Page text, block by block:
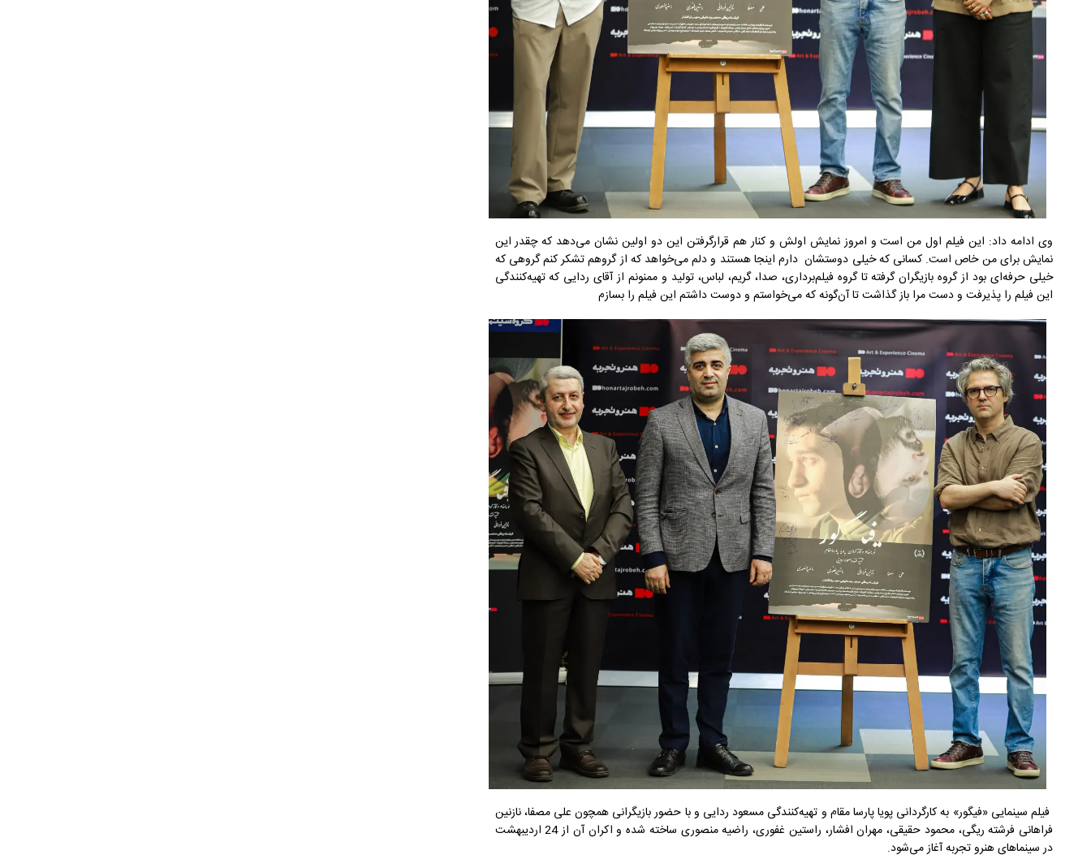
وی ادامه داد: این فیلم اول من است و امروز نمایش اولش و کنار هم قرارگرفتن این دو اولین نشان می‌دهد که چقدر این
نمایش برای من خاص است. کسانی که خیلی دوستشان دارم اینجا هستند و دلم می‌خواهد که از گروهم تشکر کنم گروهی که
خیلی حرفه‌ای بود از گروه بازیگران گرفته تا گروه فیلم‌برداری، صدا، گریم، لباس، تولید و ممنونم از آقای ردایی که تهیه‌کنندگی
این فیلم را پذیرفت و دست مرا باز گذاشت تا آن‌گونه که می‌خواستم و دوست داشتم این فیلم را بسازم
فیلم سینمایی «فیگور» به کارگردانی پویا پارسا مقام و تهیه‌کنندگی مسعود ردایی و با حضور بازیگرانی همچون علی مصفا، نازنین
فراهانی فرشته ریگی، محمود حقیقی، مهران افشار، راستین غفوری، راضیه منصوری ساخته شده و اکران آن از 24 اردیبهشت
در سینماهای هنرو تجربه آغاز می‌شود.